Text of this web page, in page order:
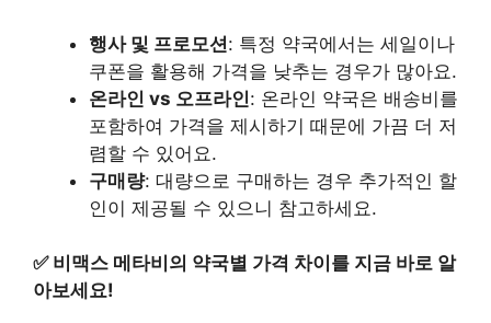
행사 및 프로모션: 특정 약국에서는 세일이나
쿠폰을 활용해 가격을 낮추는 경우가 많아요.
온라인 vs 오프라인: 온라인 약국은 배송비를
포함하여 가격을 제시하기 때문에 가끔 더 저
렴할 수 있어요.
구매량: 대량으로 구매하는 경우 추가적인 할
인이 제공될 수 있으니 참고하세요.
✅ 비맥스 메타비의 약국별 가격 차이를 지금 바로 알
아보세요!